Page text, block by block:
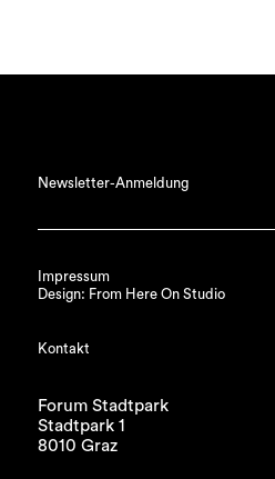
Newsletter-Anmeldung
Impressum
Design: From Here On Studio
Kontakt
Forum Stadtpark
Stadtpark 1
8010 Graz